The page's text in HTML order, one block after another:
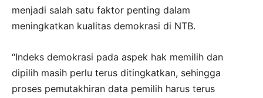
menjadi salah satu faktor penting dalam
meningkatkan kualitas demokrasi di NTB.
“Indeks demokrasi pada aspek hak memilih dan
dipilih masih perlu terus ditingkatkan, sehingga
proses pemutakhiran data pemilih harus terus